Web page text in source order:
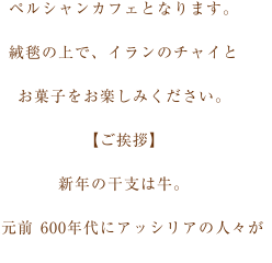
ペルシャンカフェとなります。
絨毯の上で、イランのチャイと
お菓子をお楽しみください。
【ご挨拶】
新年の干支は牛。
前 600年代にアッシリアの人々が